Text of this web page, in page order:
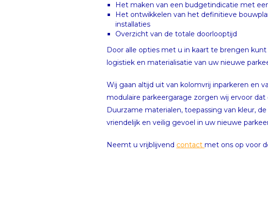
Het maken van een budgetindicatie met
Het ontwikkelen van het definitieve
installaties
Overzicht van de totale doorlooptijd
Door alle opties met u in kaart te brengen
logistiek en materialisatie van uw nieuwe
Wij gaan altijd uit van kolomvrij inparkeren en
modulaire parkeergarage zorgen wij ervoor
Duurzame materialen, toepassing van kleur,
vriendelijk en veilig gevoel in uw nieuwe
Neemt u vrijblijvend contact met ons op voor